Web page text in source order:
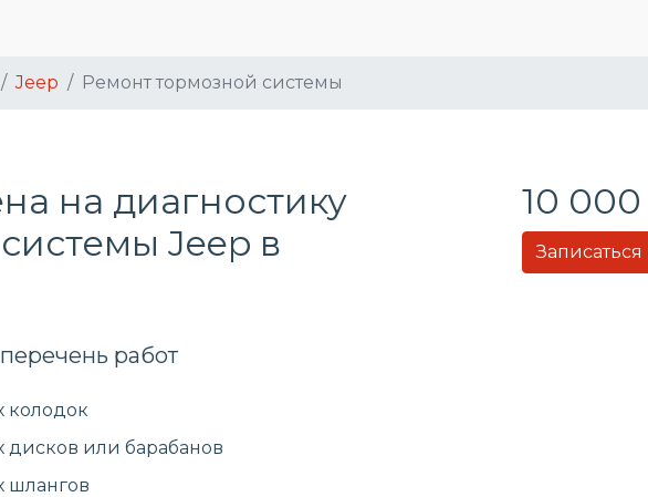
Jeep Ремонт тормозной системы
на диагностику
Jeep в
10
работ
колодок
дисков или барабанов
шлангов